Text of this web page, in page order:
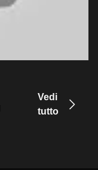
Vedi
tutto